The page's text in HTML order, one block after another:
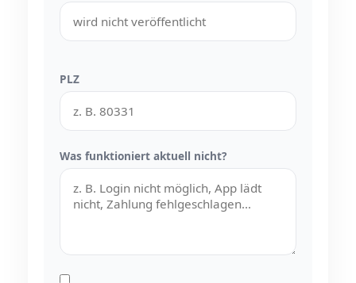
PLZ
Was funktioniert aktuell nicht?